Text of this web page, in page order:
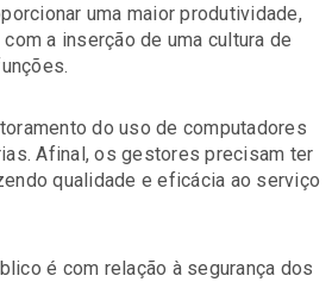
uma maior produtividade,
a inserção de uma cultura de
do uso de computadores
Afinal, os gestores precisam ter
qualidade e eficácia ao serviço
é com relação à segurança dos